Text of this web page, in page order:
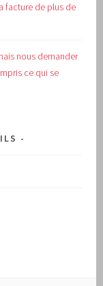
facture de plus de
nous demander
ce qui se